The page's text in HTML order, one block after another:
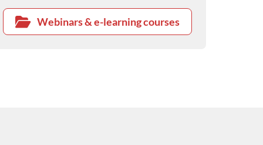
Webinars & e-learning courses